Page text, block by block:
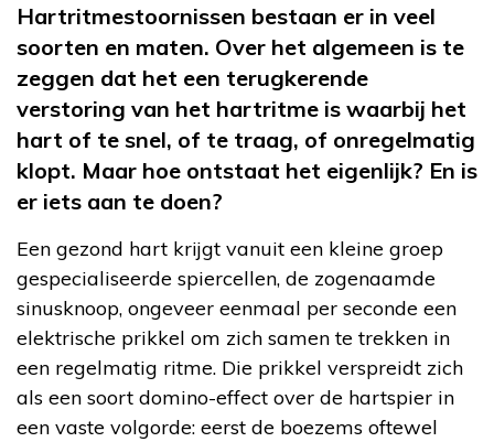
Hartritmestoornissen bestaan er in veel
soorten en maten. Over het algemeen is te
zeggen dat het een terugkerende
verstoring van het hartritme is waarbij het
hart of te snel, of te traag, of onregelmatig
klopt. Maar hoe ontstaat het eigenlijk? En is
er iets aan te doen?
Een gezond hart krijgt vanuit een kleine groep
gespecialiseerde spiercellen, de zogenaamde
sinusknoop, ongeveer eenmaal per seconde een
elektrische prikkel om zich samen te trekken in
een regelmatig ritme. Die prikkel verspreidt zich
als een soort domino-effect over de hartspier in
een vaste volgorde: eerst de boezems oftewel